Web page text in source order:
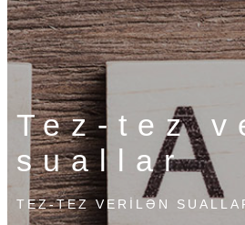
Tez-tez
suallar
TEZ-TEZ VERİLƏN